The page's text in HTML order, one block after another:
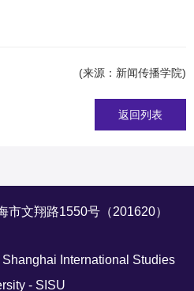
(来源：新闻传播学院)
返回列表
市文翔路1550号（201620）
International Studies
- SISU